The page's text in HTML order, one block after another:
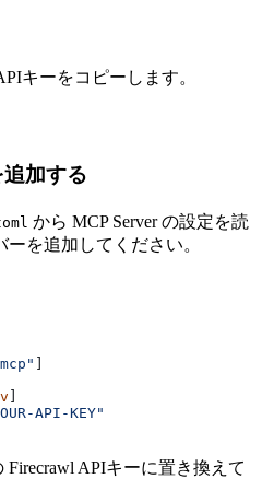
キーをコピーします。
加する
から MCP Server の設定を読
を追加してください。
API-KEY"
Firecrawl APIキーに置き換えて